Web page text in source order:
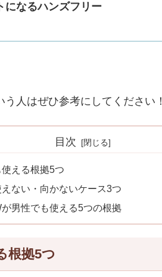
なるハンズフリー
人はぜひ参考にしてください！
目次
える根拠5つ
ない・向かないケース3つ
が男性でも使える5つの根拠
根拠5つ